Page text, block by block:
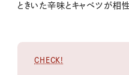
ときいた辛味とキャベツが相
CHECK!